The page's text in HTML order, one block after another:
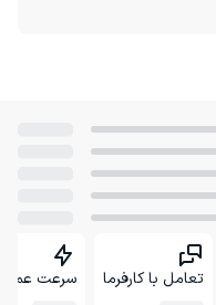
تعامل با کارفرما سرعت عمل